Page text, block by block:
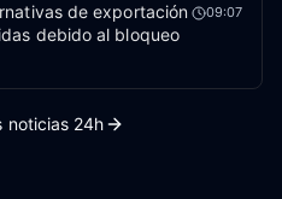
de exportación
debido al bloqueo
09:07
noticias 24h